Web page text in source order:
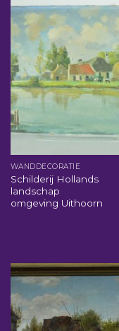
WANDDECORATIE
Schilderij Hollands
landschap
omgeving Uithoorn